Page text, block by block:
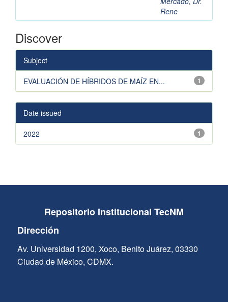
Rene
Discover
Subject
1
EVALUACIÓN DE HÍBRIDOS DE MAÍZ EN...
Date issued
1
2022
Repositorio Institucional TecNM
Dirección
Av. Universidad 1200, Xoco, Benito Juárez, 03330
Ciudad de México, CDMX.